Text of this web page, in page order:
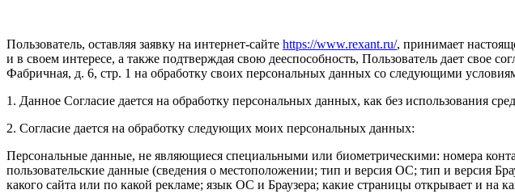
Пользователь, оставляя заявку на интернет-сайте https://www.rexant.ru/, принимает
и в своем интересе, а также подтверждая свою дееспособность, Пользователь дает
Фабричная, д. 6, стр. 1 на обработку своих персональных данных со следующими
1. Данное Согласие дается на обработку персональных данных, как без использования
2. Согласие дается на обработку следующих моих персональных данных:
Персональные данные, не являющиеся специальными или биометрическими: номера
пользовательские данные (сведения о местоположении; тип и версия ОС; тип и версия
какого сайта или по какой рекламе; язык ОС и Браузера; какие страницы открывает и на